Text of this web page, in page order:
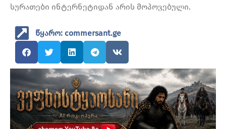
სურათები ინტერნეტიდან არის მოპოვებული.
წყარო: commersant.ge